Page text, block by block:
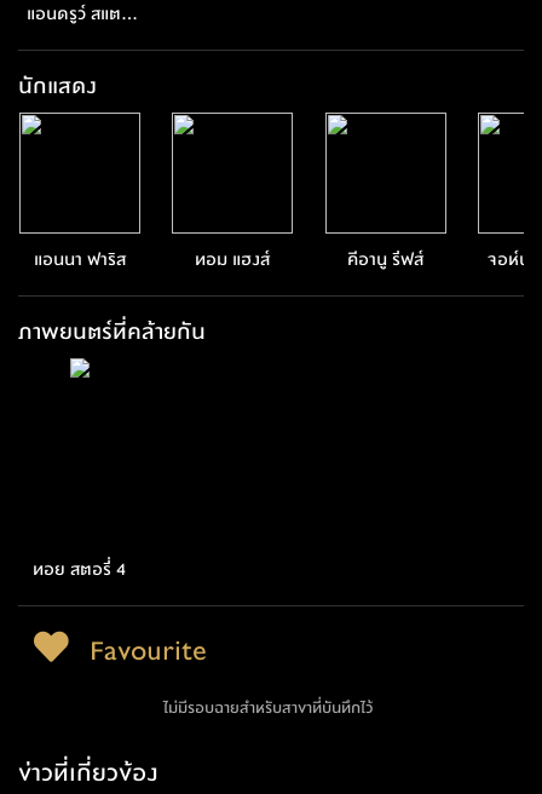
แอนดรูว์ สแตน
ตัน
นักแสดง
แอนนา ฟาริส ทอม แฮงส์ คีอานู รีฟส์
จอห์น
เบอ
ภาพยนตร์ที่คล้ายกัน
ทอย สตอรี่ 4
Favourite
ไม่มีรอบฉายสำหรับสาขาที่บันทึกไว้
ข่าวที่เกี่ยวข้อง